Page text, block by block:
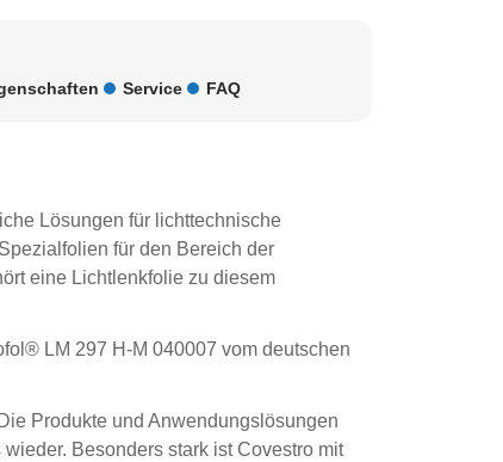
Service FAQ
Lösungen für lichttechnische
für den Bereich der
eine Lichtlenkfolie zu diesem
® LM 297 H-M 040007 vom deutschen
Produkte und Anwendungslösungen
Besonders stark ist Covestro mit